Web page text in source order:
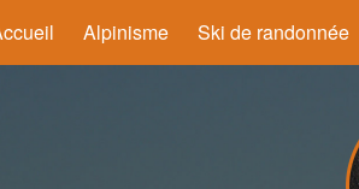
Alpinisme Ski de randonnée